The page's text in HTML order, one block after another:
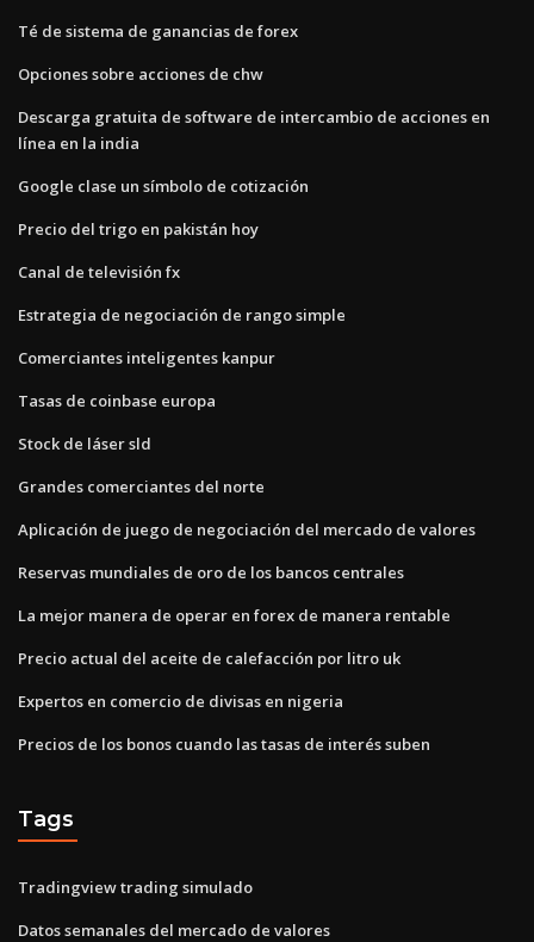
Té de sistema de ganancias de forex
Opciones sobre acciones de chw
Descarga gratuita de software de intercambio de acciones en
línea en la india
Google clase un símbolo de cotización
Precio del trigo en pakistán hoy
Canal de televisión fx
Estrategia de negociación de rango simple
Comerciantes inteligentes kanpur
Tasas de coinbase europa
Stock de láser sld
Grandes comerciantes del norte
Aplicación de juego de negociación del mercado de valores
Reservas mundiales de oro de los bancos centrales
La mejor manera de operar en forex de manera rentable
Precio actual del aceite de calefacción por litro uk
Expertos en comercio de divisas en nigeria
Precios de los bonos cuando las tasas de interés suben
Tags
Tradingview trading simulado
Datos semanales del mercado de valores